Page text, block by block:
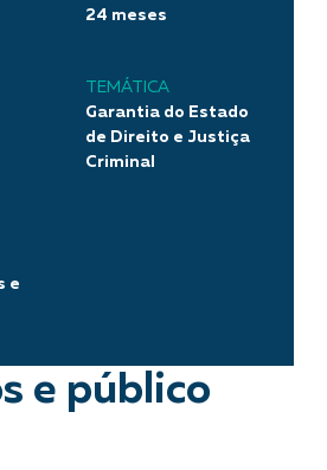
24 meses
TEMÁTICA
Garantia do Estado
de Direito e Justiça
Criminal
e
e público